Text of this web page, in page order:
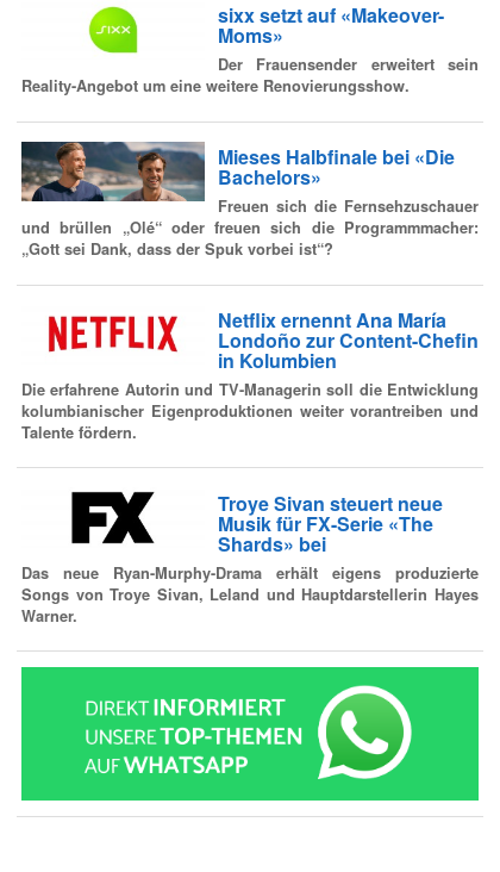
sixx setzt auf «Makeover-
Moms»
Der Frauensender erweitert sein
Reality-Angebot um eine weitere Renovierungsshow.
Mieses Halbfinale bei «Die
Bachelors»
Freuen sich die Fernsehzuschauer
und brüllen „Olé“ oder freuen sich die Programmmacher:
„Gott sei Dank, dass der Spuk vorbei ist“?
Netflix ernennt Ana María
Londoño zur Content-Chefin
in Kolumbien
Die erfahrene Autorin und TV-Managerin soll die Entwicklung
kolumbianischer Eigenproduktionen weiter vorantreiben und
Talente fördern.
Troye Sivan steuert neue
Musik für FX-Serie «The
Shards» bei
Das neue Ryan-Murphy-Drama erhält eigens produzierte
Songs von Troye Sivan, Leland und Hauptdarstellerin Hayes
Warner.